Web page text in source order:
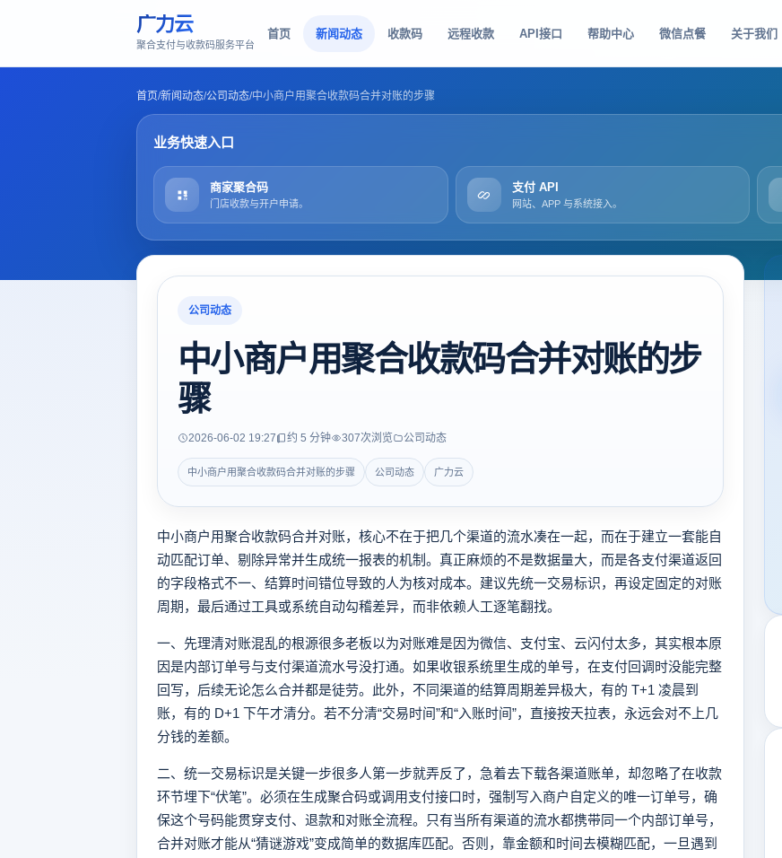
广力云
聚合支付与收款码服务平台
首页 新闻动态 收款码 远程收款 API接口 帮助中心 微信点餐 关于我们
首页/新闻动态/公司动态/中小商户用聚合收款码合并对账的步骤
业务快速入口
商家聚合码
门店收款与开户申请。
支付 API
网站、APP 与系统接入。
公司动态
中小商户用聚合收款码合并对账的步
骤
2026-06-02 19:27 约 5 分钟 307次浏览 公司动态
中小商户用聚合收款码合并对账的步骤 公司动态 广力云
中小商户用聚合收款码合并对账，核心不在于把几个渠道的流水凑在一起，而在于建立一套能自
动匹配订单、剔除异常并生成统一报表的机制。真正麻烦的不是数据量大，而是各支付渠道返回
的字段格式不一、结算时间错位导致的人为核对成本。建议先统一交易标识，再设定固定的对账
周期，最后通过工具或系统自动勾稽差异，而非依赖人工逐笔翻找。
一、先理清对账混乱的根源很多老板以为对账难是因为微信、支付宝、云闪付太多，其实根本原
因是内部订单号与支付渠道流水号没打通。如果收银系统里生成的单号，在支付回调时没能完整
回写，后续无论怎么合并都是徒劳。此外，不同渠道的结算周期差异极大，有的 T+1 凌晨到
账，有的 D+1 下午才清分。若不分清“交易时间”和“入账时间”，直接按天拉表，永远会对不上几
分钱的差额。
二、统一交易标识是关键一步很多人第一步就弄反了，急着去下载各渠道账单，却忽略了在收款
环节埋下“伏笔”。必须在生成聚合码或调用支付接口时，强制写入商户自定义的唯一订单号，确
保这个号码能贯穿支付、退款和对账全流程。只有当所有渠道的流水都携带同一个内部订单号，
合并对账才能从“猜谜游戏”变成简单的数据库匹配。否则，靠金额和时间去模糊匹配，一旦遇到